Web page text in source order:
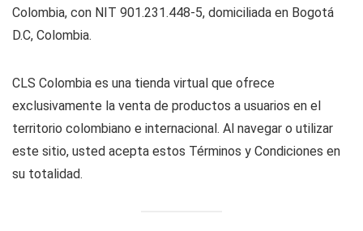
Colombia, con NIT 901.231.448-5, domiciliada en Bogotá
D.C, Colombia.
CLS Colombia es una tienda virtual que ofrece
exclusivamente la venta de productos a usuarios en el
territorio colombiano e internacional. Al navegar o utilizar
este sitio, usted acepta estos Términos y Condiciones en
su totalidad.